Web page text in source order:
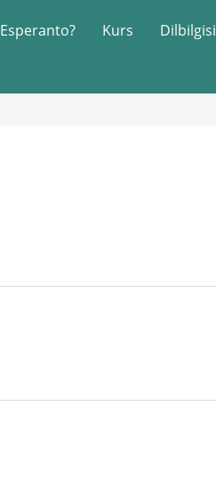
Esperanto? Kurs Dilbilgisi